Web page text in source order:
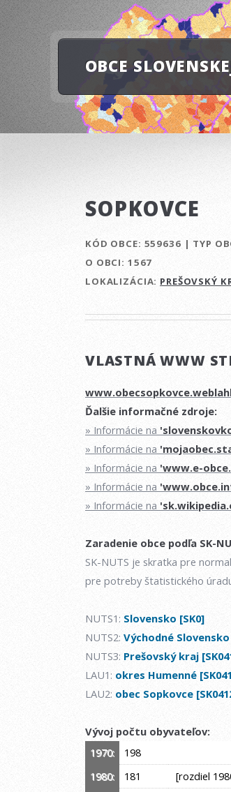
OBCE
SOPKOVCE
KÓD OBCE: 559636 | TYP
O OBCI: 1567
LOKALIZÁCIA: PREŠOVSKÝ
VLASTNÁ WWW
Ďalšie informačné zdroje:
» Informácie na
» Informácie na
» Informácie na 'www.e-
» Informácie na
» Informácie na
Zaradenie obce podľa SK-
SK-NUTS je skratka pre
pre potreby štatistického
NUTS1: Slovensko [SK0]
NUTS2: Východné Slovensko
NUTS3: Prešovský kraj
LAU1: okres Humenné
LAU2: obec Sopkovce
Vývoj počtu obyvateľov:
1970:
198
1980:
181 [rozdiel